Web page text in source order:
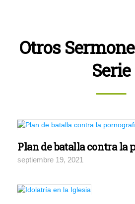
Otros
Serie
Plan de batalla contra la
septiembre 19, 2021